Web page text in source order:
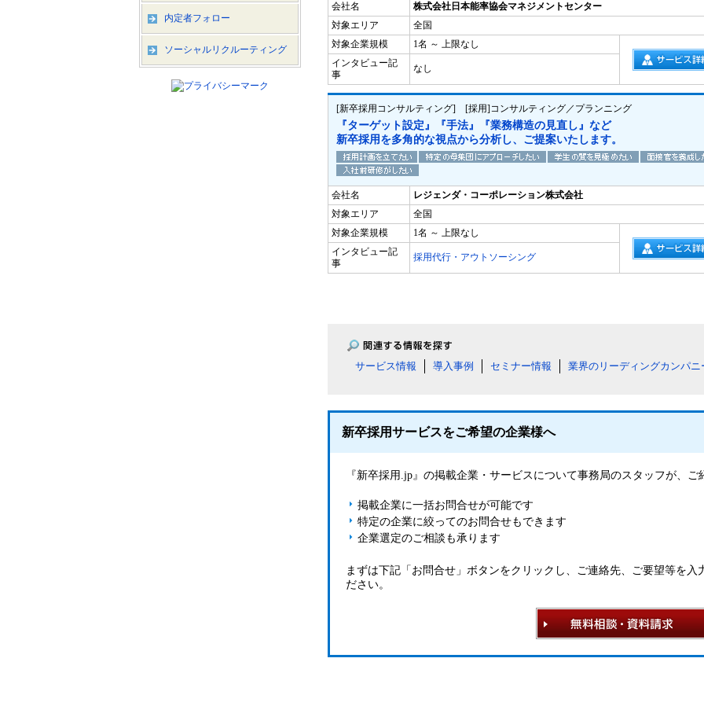
会社名
株式会社日本能率協会マネジメントセンター
対象エリア
全国
対象企業規模
1名 ～ 上限なし
インタビュー記
事
なし
[新卒採用コンサルティング] [採用]コンサルティング／プランニング
『ターゲット設定』『手法』『業務構造の見直し』など
新卒採用を多角的な視点から分析し、ご提案いたします。
会社名
レジェンダ・コーポレーション株式会社
対象エリア
全国
対象企業規模
1名 ～ 上限なし
インタビュー記
事
採用代行・アウトソーシング
サービス情報 導入事例 セミナー情報 業界のリーディングカンパニ
新卒採用サービスをご希望の企業様へ
『新卒採用.jp』の掲載企業・サービスについて事務局のスタッフが、
掲載企業に一括お問合せが可能です
特定の企業に絞ってのお問合せもできます
企業選定のご相談も承ります
まずは下記「お問合せ」ボタンをクリックし、ご連絡先、ご要望等を
ださい。
内定者フォロー
ソーシャルリクルーティング